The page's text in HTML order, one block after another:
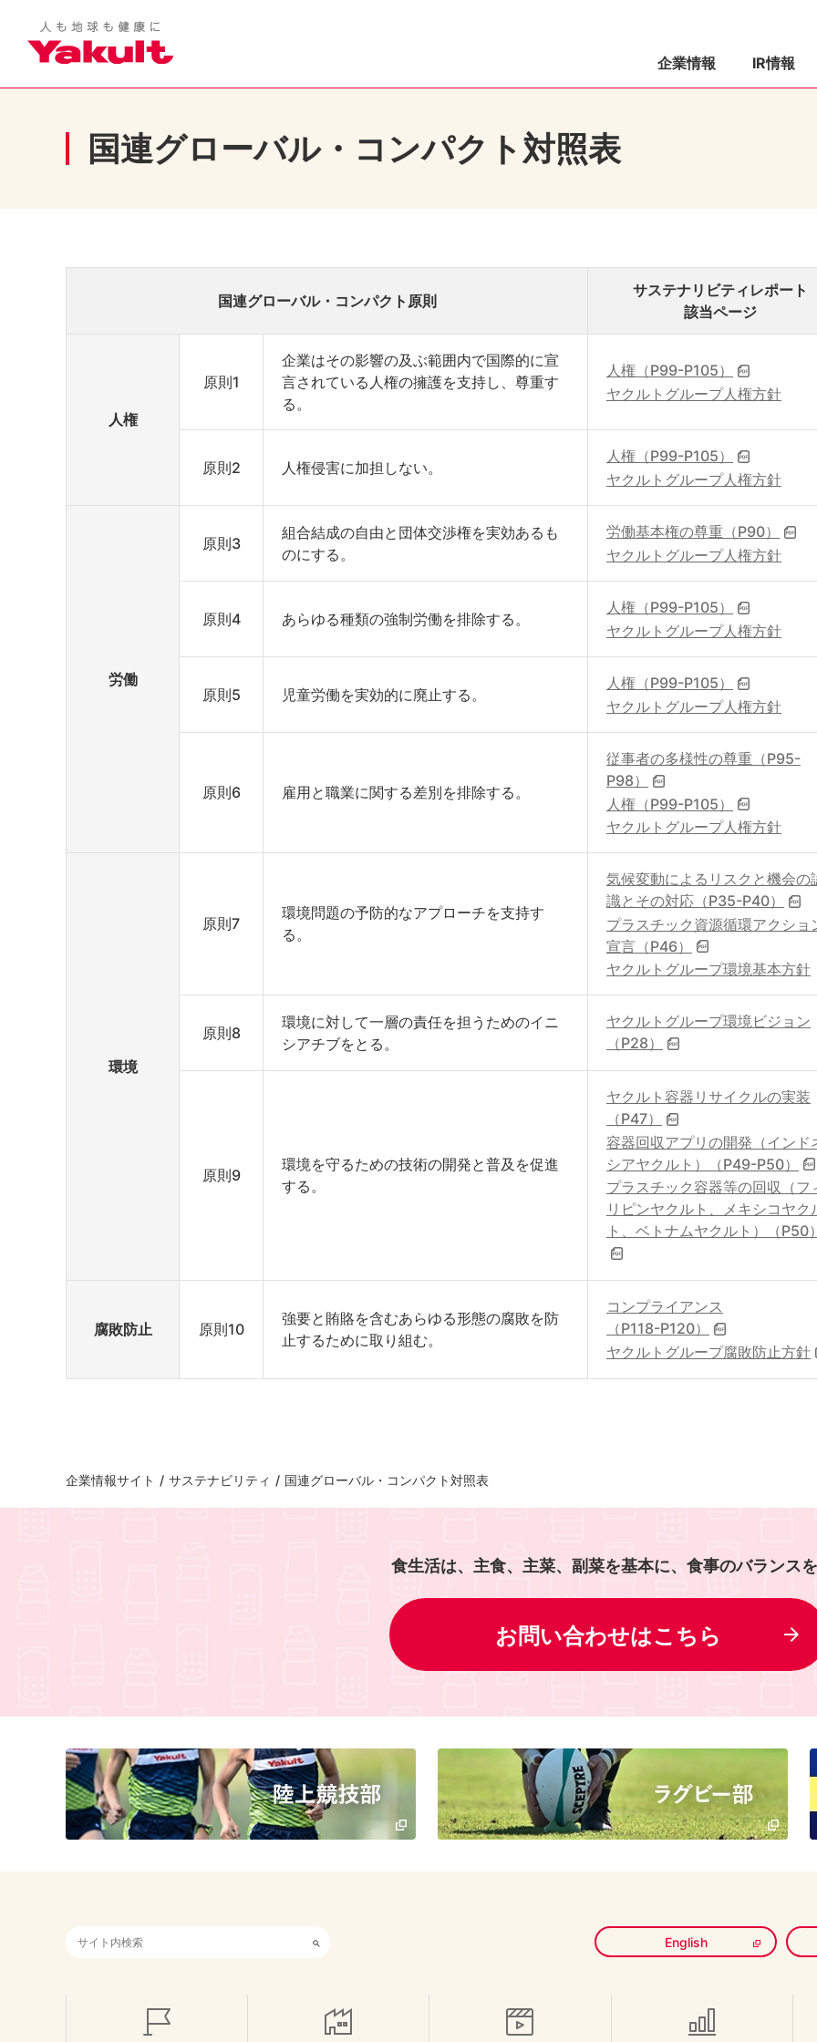
企業情報 IR情報
国連グローバル・コンパクト対照表
国連グローバル・コンパクト原則
サステナリビティレポート
該当ページ
人権
原則1
企業はその影響の及ぶ範囲内で国際的に宣
言されている人権の擁護を支持し、尊重す
る。
人権（P99-P105）
ヤクルトグループ人権方針
原則2 人権侵害に加担しない。
人権（P99-P105）
ヤクルトグループ人権方針
労働
原則3
組合結成の自由と団体交渉権を実効あるも
のにする。
労働基本権の尊重（P90）
ヤクルトグループ人権方針
原則4 あらゆる種類の強制労働を排除する。
人権（P99-P105）
ヤクルトグループ人権方針
原則5 児童労働を実効的に廃止する。
人権（P99-P105）
ヤクルトグループ人権方針
原則6 雇用と職業に関する差別を排除する。
従事者の多様性の尊重（P95-
P98）
人権（P99-P105）
ヤクルトグループ人権方針
環境
原則7
環境問題の予防的なアプローチを支持す
る。
気候変動によるリスクと機会の
識とその対応（P35-P40）
プラスチック資源循環アクショ
宣言（P46）
ヤクルトグループ環境基本方針
原則8
環境に対して一層の責任を担うためのイニ
シアチブをとる。
ヤクルトグループ環境ビジョン
（P28）
原則9
環境を守るための技術の開発と普及を促進
する。
ヤクルト容器リサイクルの実装
（P47）
容器回収アプリの開発（インド
シアヤクルト）（P49-P50）
プラスチック容器等の回収（フ
リピンヤクルト、メキシコヤク
ト、ベトナムヤクルト）（P50
腐敗防止 原則10
強要と賄賂を含むあらゆる形態の腐敗を防
止するために取り組む。
コンプライアンス
（P118-P120）
ヤクルトグループ腐敗防止方針
企業情報サイト / サステナビリティ / 国連グローバル・コンパクト対照表
食生活は、主食、主菜、副菜を基本に、食事のバランス
お問い合わせはこちら
検索キーワード入力
English